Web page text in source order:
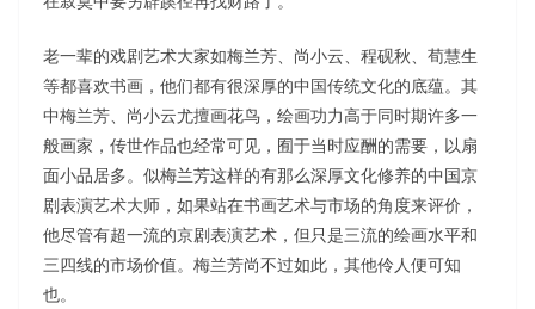
老一辈的戏剧艺术大家如梅兰芳、尚小云、程砚秋、荀慧生
等都喜欢书画，他们都有很深厚的中国传统文化的底蕴。其
中梅兰芳、尚小云尤擅画花鸟，绘画功力高于同时期许多一
般画家，传世作品也经常可见，囿于当时应酬的需要，以扇
面小品居多。似梅兰芳这样的有那么深厚文化修养的中国京
剧表演艺术大师，如果站在书画艺术与市场的角度来评价，
他尽管有超一流的京剧表演艺术，但只是三流的绘画水平和
三四线的市场价值。梅兰芳尚不过如此，其他伶人便可知
也。